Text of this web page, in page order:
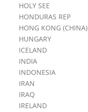
HOLY SEE
HONDURAS REP
HONG KONG (CHINA)
HUNGARY
ICELAND
INDIA
INDONESIA
IRAN
IRAQ
IRELAND